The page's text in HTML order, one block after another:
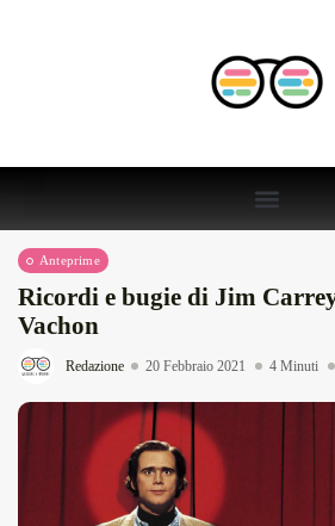
Anteprime
Ricordi e bugie di Jim
Vachon
Redazione 20 Febbraio 2021 4 Minuti